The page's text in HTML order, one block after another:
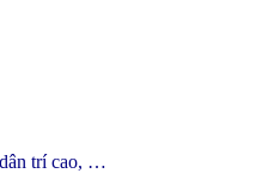
trí cao, …